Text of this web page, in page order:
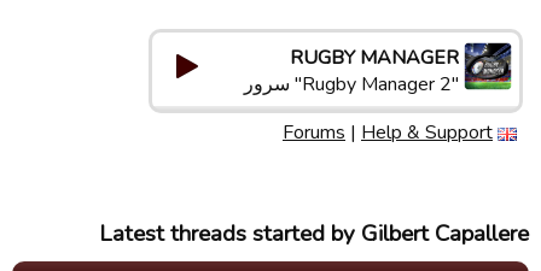
RUGBY MANAGER
"Rugby Manager 2" سرور
Forums | Help & Support
Latest threads started by Gilbert Capallere